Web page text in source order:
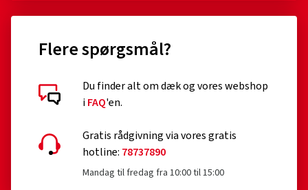
Flere spørgsmål?
Du finder alt om dæk og vores webshop
iFAQ'en.
Gratis rådgivning via vores gratis
hotline: 78737890
Mandag til fredag fra 10:00 til 15:00